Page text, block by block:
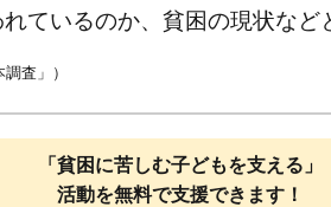
ているのか、貧困の現状など
査」）
「貧困に苦しむ子どもを支える」
活動を無料で支援できます！